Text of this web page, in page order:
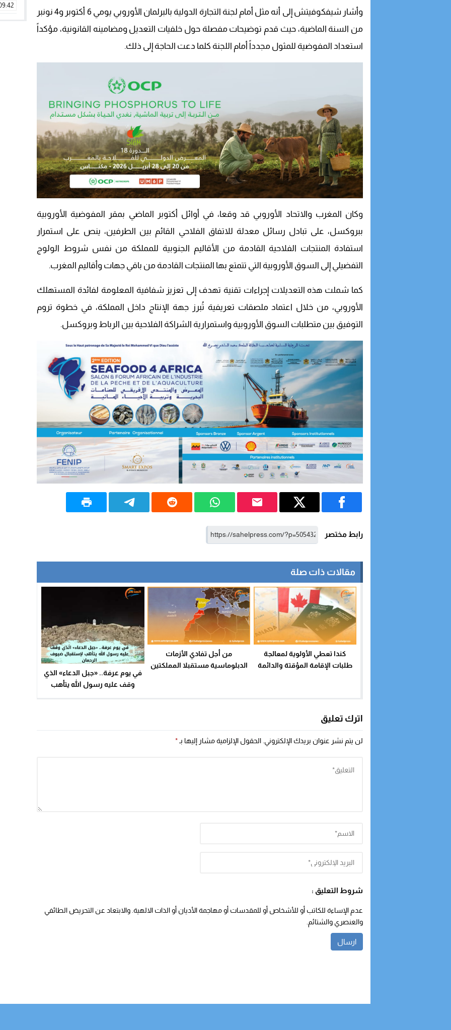
وأشار شيفكوفيتش إلى أنه مثل أمام لجنة التجارة الدولية بالبرلمان الأوروبي يومي 6 أكتوبر و4 نونبر
من السنة الماضية، حيث قدم توضيحات مفصلة حول خلفيات التعديل ومضامينه القانونية، مؤكداً
استعداد المفوضية للمثول مجدداً أمام اللجنة كلما دعت الحاجة إلى ذلك.
وكان المغرب والاتحاد الأوروبي قد وقعا، في أوائل أكتوبر الماضي بمقر المفوضية الأوروبية
ببروكسل، على تبادل رسائل معدلة للاتفاق الفلاحي القائم بين الطرفين، ينص على استمرار
استفادة المنتجات الفلاحية القادمة من الأقاليم الجنوبية للمملكة من نفس شروط الولوج
التفضيلي إلى السوق الأوروبية التي تتمتع بها المنتجات القادمة من باقي جهات وأقاليم المغرب.
كما شملت هذه التعديلات إجراءات تقنية تهدف إلى تعزيز شفافية المعلومة لفائدة المستهلك
الأوروبي، من خلال اعتماد ملصقات تعريفية تُبرز جهة الإنتاج داخل المملكة، في خطوة تروم
التوفيق بين متطلبات السوق الأوروبية واستمرارية الشراكة الفلاحية بين الرباط وبروكسل.
رابط مختصر
مقالات ذات صلة
كندا تعطي الأولوية لمعالجة
طلبات الإقامة المؤقتة والدائمة
من أجل تفادي الأزمات
الدبلوماسية مستقبلا المملكتين
في يوم عرفة.. «جبل الدعاء» الذي
وقف عليه رسول الله يتأهب
اترك تعليق
لن يتم نشر عنوان بريدك الإلكتروني. الحقول الإلزامية مشار إليها بـ *
شروط التعليق :
عدم الإساءة للكاتب أو للأشخاص أو للمقدسات أو مهاجمة الأديان أو الذات الالهية. والابتعاد عن التحريض الطائفي
والعنصري والشتائم.